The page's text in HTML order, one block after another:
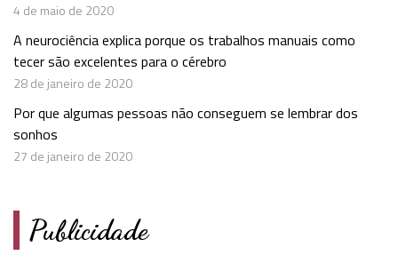
4 de maio de 2020
A neurociência explica porque os trabalhos manuais como
tecer são excelentes para o cérebro
28 de janeiro de 2020
Por que algumas pessoas não conseguem se lembrar dos
sonhos
27 de janeiro de 2020
Publicidade